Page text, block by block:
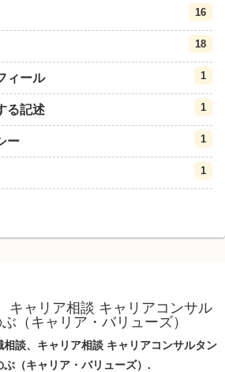
16
18
ィール 1
る記述 1
ー 1
1
キャリア相談 キャリアコンサル
（キャリア・バリューズ）
談、キャリア相談 キャリアコンサルタン
ぶ（キャリア・バリューズ）.